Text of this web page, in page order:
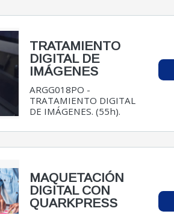
TRATAMIENTO
DIGITAL DE
IMÁGENES
ARGG018PO -
TRATAMIENTO DIGITAL
DE IMÁGENES. (55h).
MAQUETACIÓN
DIGITAL CON
QUARKPRESS